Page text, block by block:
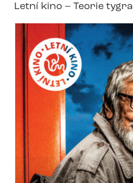
Letní kino – Teorie tygra